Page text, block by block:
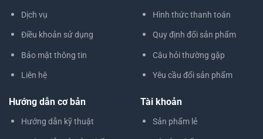
Dịch vụ
Điều khoản sử dụng
Bảo mật thông tin
Liên hệ
Hình thức thanh toán
Quy định đổi sản phẩm
Câu hỏi thường gặp
Yêu cầu đổi sản phẩm
Hướng dẫn cơ bản
Hướng dẫn kỹ thuật
Tài khoản
Sản phẩm lẻ